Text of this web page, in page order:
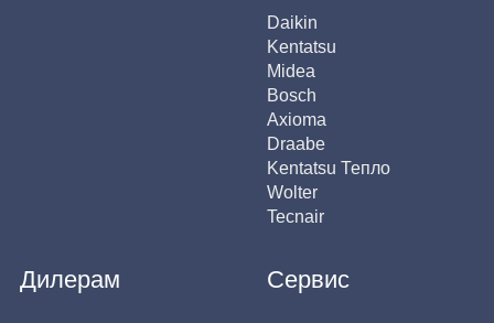
Daikin
Kentatsu
Midea
Bosch
Axioma
Draabe
Kentatsu Тепло
Wolter
Tecnair
Дилерам Сервис